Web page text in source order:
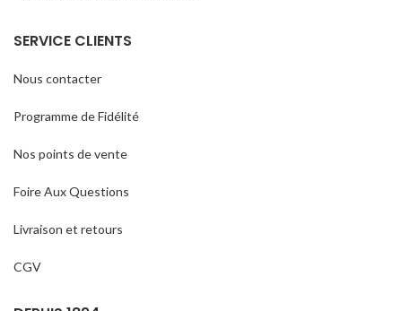
SERVICE CLIENTS
Nous contacter
Programme de Fidélité
Nos points de vente
Foire Aux Questions
Livraison et retours
CGV